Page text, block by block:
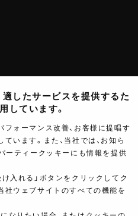
したサービスを提供するた
しています。
フォーマンス改善、お客様に提唱す
います。また、当社では、お知ら
ーティークッキーにも情報を提供
入れる」ボタンをクリックしてク
社ウェブサイトのすべての機能を